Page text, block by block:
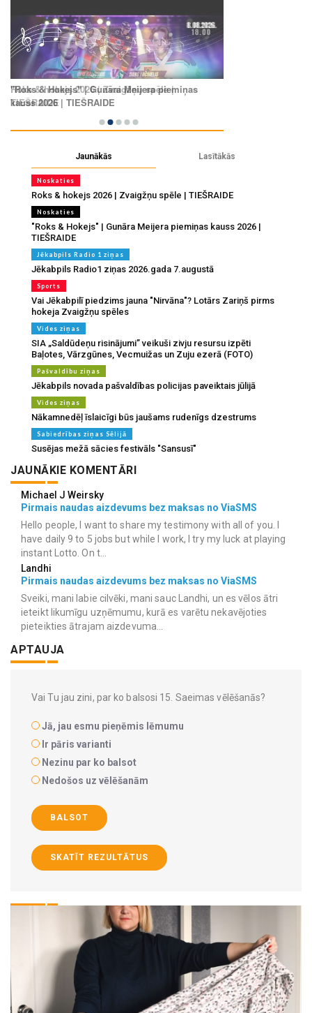
Jaunākās Lasītākās
Noskaties
Roks & hokejs 2026 | Zvaigžņu spēle | TIEŠRAIDE
Noskaties
"Roks & Hokejs" | Gunāra Meijera piemiņas kauss 2026 |
TIEŠRAIDE
Jēkabpils Radio 1 ziņas
Jēkabpils Radio1 ziņas 2026.gada 7.augustā
Sports
Vai Jēkabpilī piedzims jauna "Nirvāna"? Lotārs Zariņš pirms
hokeja Zvaigžņu spēles
Vides ziņas
SIA „Saldūdeņu risinājumi” veikuši zivju resursu izpēti
Baļotes, Vārzgūnes, Vecmuižas un Zuju ezerā (FOTO)
Pašvaldību ziņas
Jēkabpils novada pašvaldības policijas paveiktais jūlijā
Vides ziņas
Nākamnedēļ īslaicīgi būs jaušams rudenīgs dzestrums
Sabiedrības ziņas Sēlijā
Susējas mežā sācies festivāls "Sansusī"
JAUNĀKIE KOMENTĀRI
Michael J Weirsky
Pirmais naudas aizdevums bez maksas no ViaSMS
Hello people, I want to share my testimony with all of you. I
have daily 9 to 5 jobs but while I work, I try my luck at playing
instant Lotto. On t...
Landhi
Pirmais naudas aizdevums bez maksas no ViaSMS
Sveiki, mani labie cilvēki, mani sauc Landhi, un es vēlos ātri
ieteikt likumīgu uzņēmumu, kurā es varētu nekavējoties
pieteikties ātrajam aizdevuma...
APTAUJA
Vai Tu jau zini, par ko balsosi 15. Saeimas vēlēšanās?
Jā, jau esmu pieņēmis lēmumu
Ir pāris varianti
Nezinu par ko balsot
Nedošos uz vēlēšanām
BALSOT
SKATĪT REZULTĀTUS